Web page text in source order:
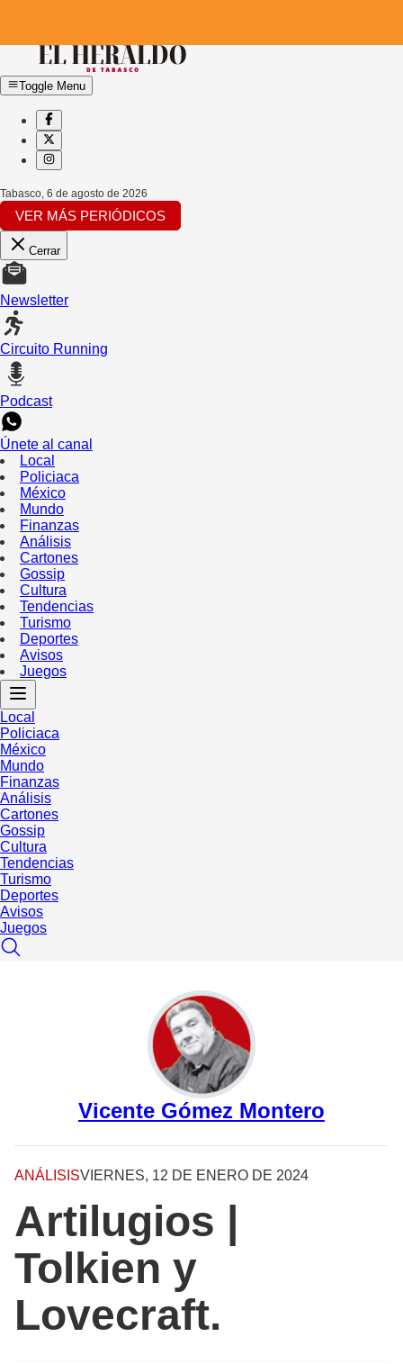
Toggle Menu
Tabasco, 6 de agosto de 2026
VER MÁS PERIÓDICOS
Cerrar
Newsletter
Circuito Running
Podcast
Únete al canal
Local
Policiaca
México
Mundo
Finanzas
Análisis
Cartones
Gossip
Cultura
Tendencias
Turismo
Deportes
Avisos
Juegos
Local
Policiaca
México
Mundo
Finanzas
Análisis
Cartones
Gossip
Cultura
Tendencias
Turismo
Deportes
Avisos
Juegos
Vicente Gómez Montero
ANÁLISISVIERNES, 12 DE ENERO DE 2024
Artilugios |
Tolkien y
Lovecraft.